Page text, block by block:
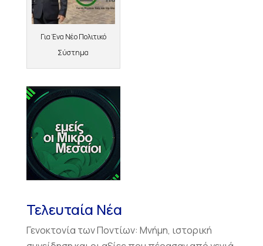
Για Ένα Νέο Πολιτικό
Σύστημα
Τελευταία Νέα
Γενοκτονία των Ποντίων: Μνήμη, ιστορική